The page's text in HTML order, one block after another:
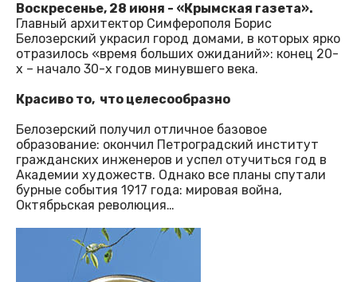
Воскресенье, 28 июня - «Крымская газета».
Главный архитектор Симферополя Борис
Белозерский украсил город домами, в которых ярко
отразилось «время больших ожиданий»: конец 20-
х – начало 30-х годов минувшего века.
Красиво то, что целесообразно
Белозерский получил отличное базовое
образование: окончил Петроградский институт
гражданских инженеров и успел отучиться год в
Академии художеств. Однако все планы спутали
бурные события 1917 года: мировая война,
Октябрьская революция…